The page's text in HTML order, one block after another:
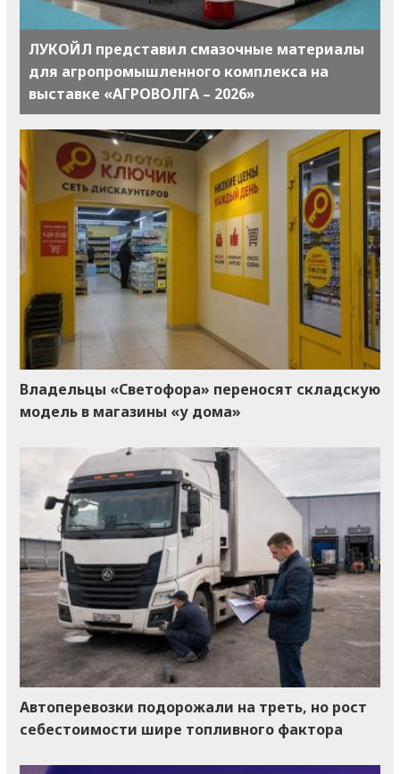
ЛУКОЙЛ представил смазочные материалы
для агропромышленного комплекса на
выставке «АГРОВОЛГА – 2026»
Владельцы «Светофора» переносят складскую
модель в магазины «у дома»
Автоперевозки подорожали на треть, но рост
себестоимости шире топливного фактора